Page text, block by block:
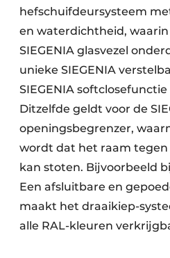
hefschuifdeursysteem
en waterdichtheid,
SIEGENIA glasvezel
unieke SIEGENIA
SIEGENIA
Ditzelfde geldt voor de
openingsbegrenzer,
wordt dat het raam
kan stoten. Bijvoorbeeld
Een afsluitbare en
maakt het draaikiep-
alle RAL-kleuren